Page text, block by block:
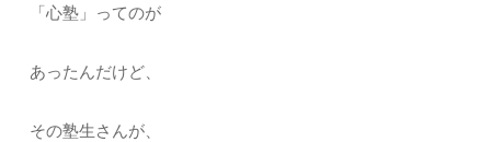
「心塾」ってのが
あったんだけど、
その塾生さんが、